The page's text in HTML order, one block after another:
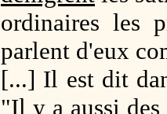
ordinaires les
parlent d'eux
[...] Il est dit
"Il y a aussi des